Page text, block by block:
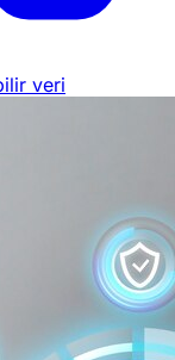
veri